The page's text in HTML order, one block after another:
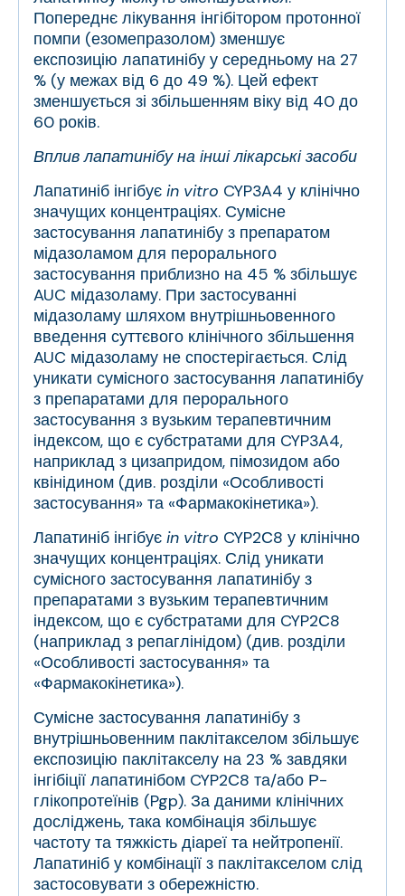
Попереднє лікування інгібітором протонної
помпи (езомепразолом) зменшує
експозицію лапатинібу у середньому на 27
% (у межах від 6 до 49 %). Цей ефект
зменшується зі збільшенням віку від 40 до
60 років.
Вплив лапатинібу на інші лікарські засоби
Лапатиніб інгібує in vitro CYP3A4 у клінічно
значущих концентраціях. Сумісне
застосування лапатинібу з препаратом
мідазоламом для перорального
застосування приблизно на 45 % збільшує
AUC мідазоламу. При застосуванні
мідазоламу шляхом внутрішньовенного
введення суттєвого клінічного збільшення
AUC мідазоламу не спостерігається. Слід
уникати сумісного застосування лапатинібу
з препаратами для перорального
застосування з вузьким терапевтичним
індексом, що є субстратами для CYP3A4,
наприклад з цизапридом, пімозидом або
квінідином (див. розділи «Особливості
застосування» та «Фармакокінетика»).
Лапатиніб інгібує in vitro CYP2С8 у клінічно
значущих концентраціях. Слід уникати
сумісного застосування лапатинібу з
препаратами з вузьким терапевтичним
індексом, що є субстратами для CYP2С8
(наприклад з репаглінідом) (див. розділи
«Особливості застосування» та
«Фармакокінетика»).
Сумісне застосування лапатинібу з
внутрішньовенним паклітакселом збільшує
експозицію паклітакселу на 23 % завдяки
інгібіції лапатинібом CYP2С8 та/або Р-
глікопротеїнів (Pgp). За даними клінічних
досліджень, така комбінація збільшує
частоту та тяжкість діареї та нейтропенії.
Лапатиніб у комбінації з паклітакселом слід
застосовувати з обережністю.